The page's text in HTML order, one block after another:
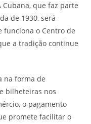
que faz parte
de 1930, será
funciona o Centro de
a tradição continue
na forma de
bilheteiras nos
o pagamento
promete facilitar o